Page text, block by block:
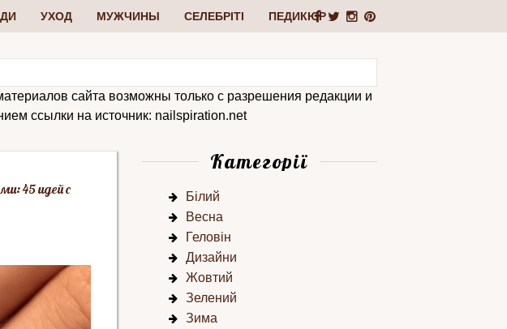
УХОД МУЖЧИНЫ СЕЛЕБРІТІ ПЕДИКЮР
сайта возможны только с разрешения редакции и
ссылки на источник: nailspiration.net
45 идей с
Категорії
Білий
Весна
Геловін
Дизайни
Жовтий
Зелений
Зима